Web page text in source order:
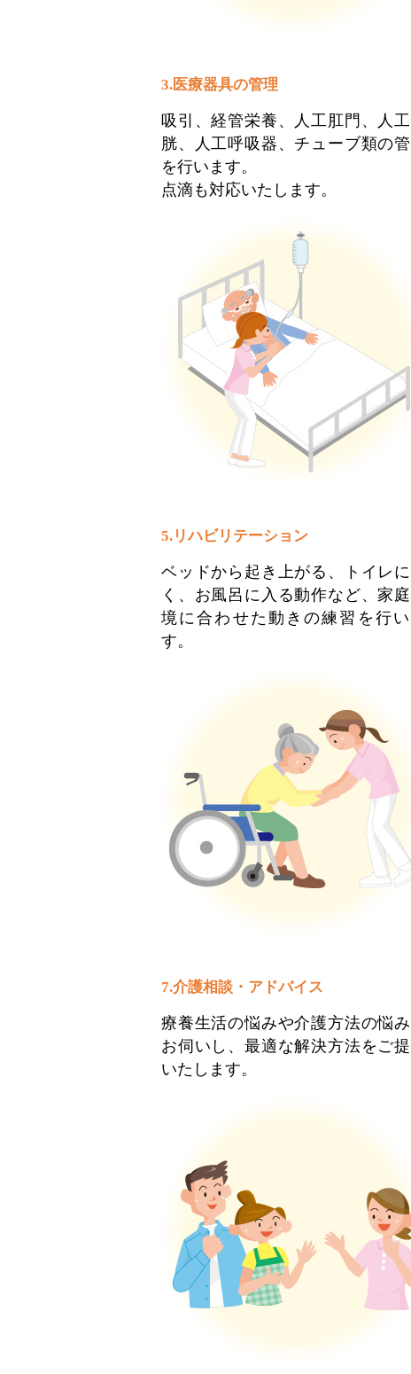
3.医療器具の管理
吸引、経管栄養、人工肛門、人
胱、人工呼吸器、チューブ類の
を行います。
点滴も対応いたします。
5.リハビリテーション
ベッドから起き上がる、トイレ
く、お風呂に入る動作など、家
境に合わせた動きの練習を行い
す。
7.介護相談・アドバイス
療養生活の悩みや介護方法の悩
お伺いし、最適な解決方法をご
いたします。